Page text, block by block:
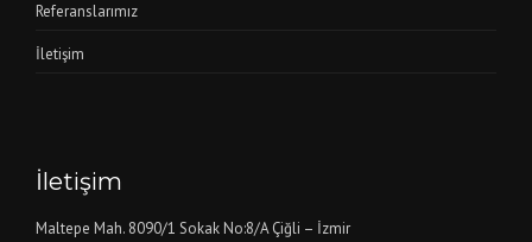
Referanslarımız
İletişim
İletişim
Maltepe Mah. 8090/1 Sokak No:8/A Çiğli – İzmir